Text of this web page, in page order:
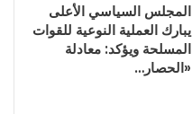
المجلس السياسي الأعلى
يبارك العملية النوعية للقوات
المسلحة ويؤكد: معادلة
«الحصار…